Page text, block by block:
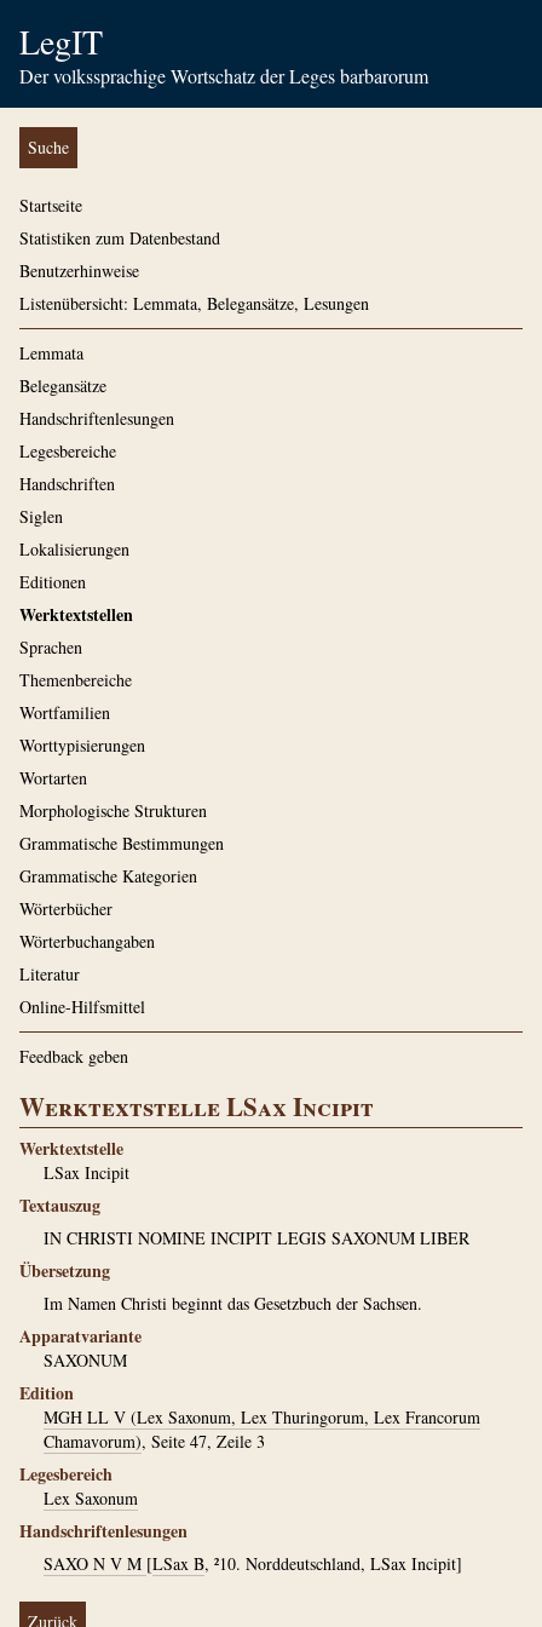
LegIT
Der volkssprachige Wortschatz der Leges barbarorum
Suche
Startseite
Statistiken zum Datenbestand
Benutzerhinweise
Listenübersicht: Lemmata, Belegansätze, Lesungen
Lemmata
Belegansätze
Handschriftenlesungen
Legesbereiche
Handschriften
Siglen
Lokalisierungen
Editionen
Werktextstellen
Sprachen
Themenbereiche
Wortfamilien
Worttypisierungen
Wortarten
Morphologische Strukturen
Grammatische Bestimmungen
Grammatische Kategorien
Wörterbücher
Wörterbuchangaben
Literatur
Online-Hilfsmittel
Feedback geben
Werktextstelle LSax Incipit
Werktextstelle
LSax Incipit
Textauszug
IN CHRISTI NOMINE INCIPIT LEGIS SAXONUM LIBER
Übersetzung
Im Namen Christi beginnt das Gesetzbuch der Sachsen.
Apparatvariante
SAXONUM
Edition
MGH LL V (Lex Saxonum, Lex Thuringorum, Lex Francorum
Chamavorum), Seite 47, Zeile 3
Legesbereich
Lex Saxonum
Handschriftenlesungen
SAXO N V M [LSax B, ²10. Norddeutschland, LSax Incipit]
Zurück